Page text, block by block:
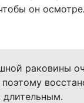
он
раковины
длительным.